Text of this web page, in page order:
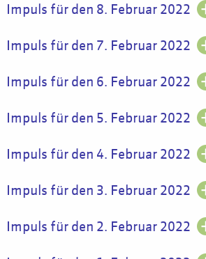
Impuls für den 8. Februar 2022
Impuls für den 7. Februar 2022
Impuls für den 6. Februar 2022
Impuls für den 5. Februar 2022
Impuls für den 4. Februar 2022
Impuls für den 3. Februar 2022
Impuls für den 2. Februar 2022